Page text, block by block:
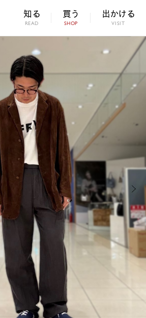
知る
READ
買う
SHOP
出かける
VISIT